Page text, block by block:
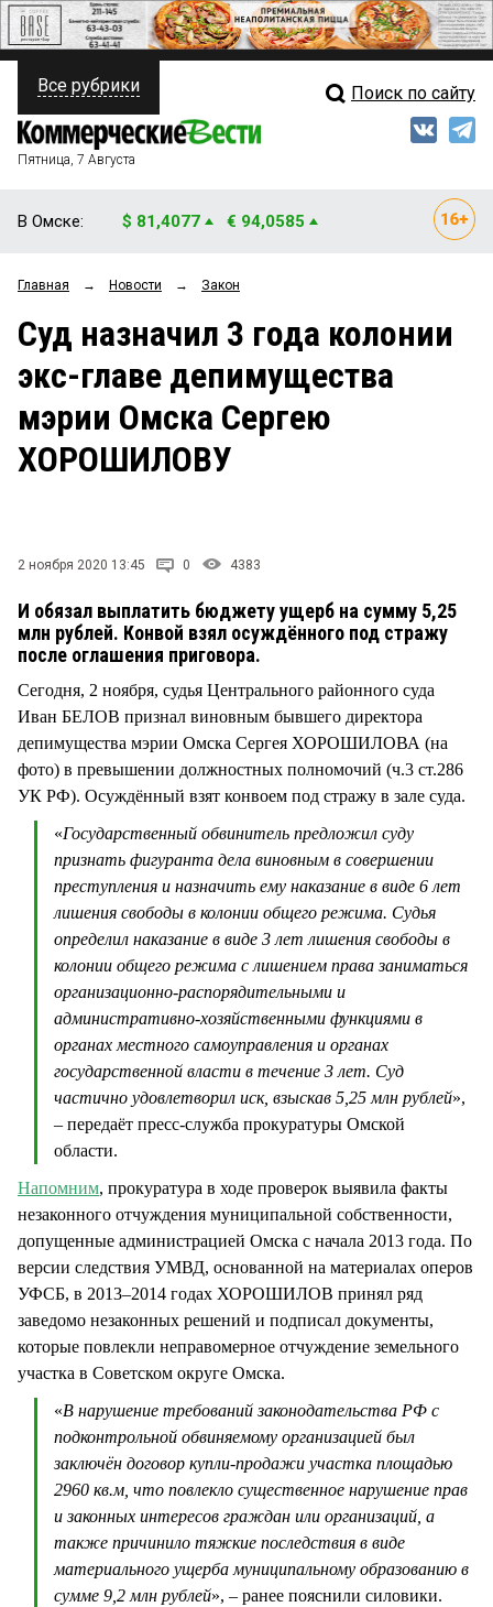
ПОЛИТИКА
ФИНАНСЫ
ОБЩЕСТВО
ЗАКОН
НОВОСТИ КОМПАНИЙ
ПРОИСШЕСТВИЯ
Свежий выпуск
Рейтинги
Блоги
Архив
Все рубрики Поиск по сайту
Пятница, 7 Августа
В Омске: $ 81,4077 € 94,0585
Главная → Новости → Закон
Суд назначил 3 года колонии
экс-главе депимущества
мэрии Омска Сергею
ХОРОШИЛОВУ
2 ноября 2020 13:45 0 4383
И обязал выплатить бюджету ущерб на сумму 5,25
млн рублей. Конвой взял осуждённого под стражу
после оглашения приговора.
Сегодня, 2 ноября, судья Центрального районного суда
Иван БЕЛОВ признал виновным бывшего директора
депимущества мэрии Омска Сергея ХОРОШИЛОВА (на
фото) в превышении должностных полномочий (ч.3 ст.286
УК РФ). Осуждённый взят конвоем под стражу в зале суда.
«Государственный обвинитель предложил суду
признать фигуранта дела виновным в совершении
преступления и назначить ему наказание в виде 6 лет
лишения свободы в колонии общего режима. Судья
определил наказание в виде 3 лет лишения свободы в
колонии общего режима с лишением права заниматься
организационно-распорядительными и
административно-хозяйственными функциями в
органах местного самоуправления и органах
государственной власти в течение 3 лет. Суд
частично удовлетворил иск, взыскав 5,25 млн рублей»,
– передаёт пресс-служба прокуратуры Омской
области.
Напомним, прокуратура в ходе проверок выявила факты
незаконного отчуждения муниципальной собственности,
допущенные администрацией Омска с начала 2013 года. По
версии следствия УМВД, основанной на материалах оперов
УФСБ, в 2013–2014 годах ХОРОШИЛОВ принял ряд
заведомо незаконных решений и подписал документы,
которые повлекли неправомерное отчуждение земельного
участка в Советском округе Омска.
«В нарушение требований законодательства РФ с
подконтрольной обвиняемому организацией был
заключён договор купли-продажи участка площадью
2960 кв.м, что повлекло существенное нарушение прав
и законных интересов граждан или организаций, а
также причинило тяжкие последствия в виде
материального ущерба муниципальному образованию в
сумме 9,2 млн рублей», – ранее пояснили силовики.